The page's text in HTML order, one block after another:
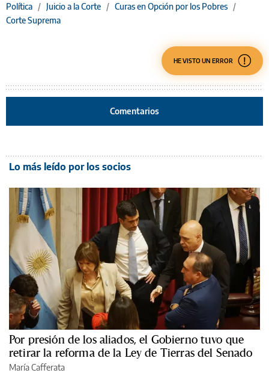
Política / Juicio a la Corte / Curas en Opción por los Pobres /
Corte Suprema
HE VISTO UN ERROR
Comentarios
Lo más leído por los socios
Por presión de los aliados, el Gobierno tuvo que
retirar la reforma de la Ley de Tierras del Senado
María Cafferata